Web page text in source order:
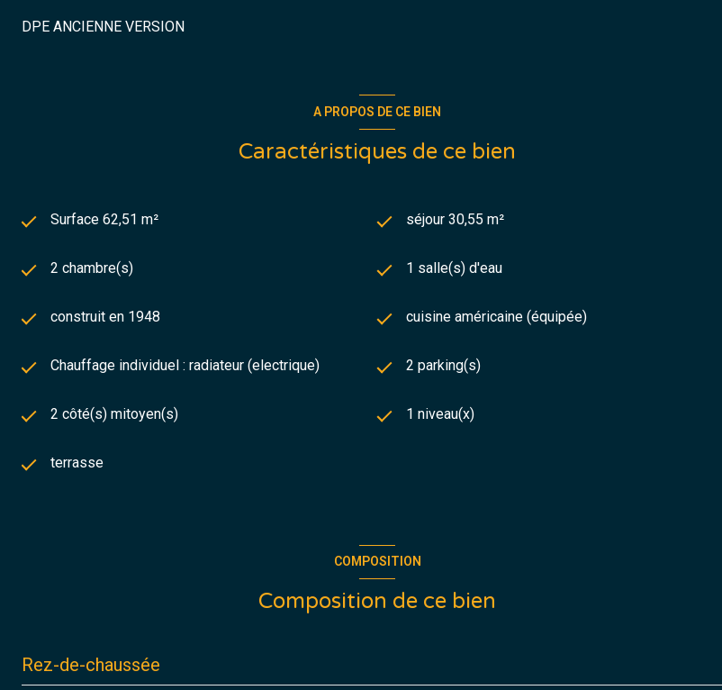
DPE ANCIENNE VERSION
A PROPOS DE CE BIEN
Caractéristiques de ce bien
Surface 62,51 m² séjour 30,55 m²
2 chambre(s) 1 salle(s) d'eau
construit en 1948 cuisine américaine (équipée)
Chauffage individuel : radiateur (electrique) 2 parking(s)
2 côté(s) mitoyen(s) 1 niveau(x)
terrasse
COMPOSITION
Composition de ce bien
Rez-de-chaussée